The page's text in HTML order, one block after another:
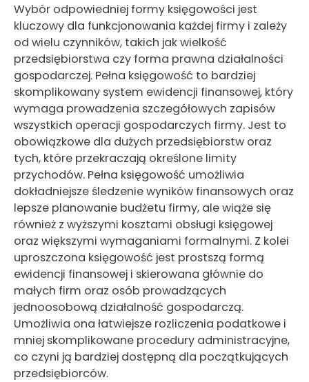
Wybór odpowiedniej formy księgowości jest
kluczowy dla funkcjonowania każdej firmy i zależy
od wielu czynników, takich jak wielkość
przedsiębiorstwa czy forma prawna działalności
gospodarczej. Pełna księgowość to bardziej
skomplikowany system ewidencji finansowej, który
wymaga prowadzenia szczegółowych zapisów
wszystkich operacji gospodarczych firmy. Jest to
obowiązkowe dla dużych przedsiębiorstw oraz
tych, które przekraczają określone limity
przychodów. Pełna księgowość umożliwia
dokładniejsze śledzenie wyników finansowych oraz
lepsze planowanie budżetu firmy, ale wiąże się
również z wyższymi kosztami obsługi księgowej
oraz większymi wymaganiami formalnymi. Z kolei
uproszczona księgowość jest prostszą formą
ewidencji finansowej i skierowana głównie do
małych firm oraz osób prowadzących
jednoosobową działalność gospodarczą.
Umożliwia ona łatwiejsze rozliczenia podatkowe i
mniej skomplikowane procedury administracyjne,
co czyni ją bardziej dostępną dla początkujących
przedsiębiorców.